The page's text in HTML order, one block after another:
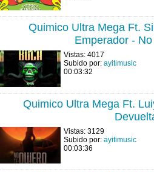
Quimico Ultra Mega Ft.
Emperador -
Vistas: 4017
Subido por: ayitimusic
00:03:32
Quimico Ultra Mega Ft.
Vistas: 3129
Subido por: ayitimusic
00:03:36